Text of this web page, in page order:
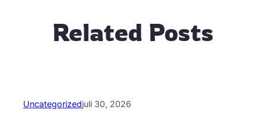
Related Posts
Uncategorizedjuli 30, 2026